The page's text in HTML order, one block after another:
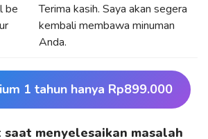
be
Terima kasih. Saya akan segera
kembali membawa minuman
Anda.
1 tahun hanya Rp899.000
menyelesaikan masalah